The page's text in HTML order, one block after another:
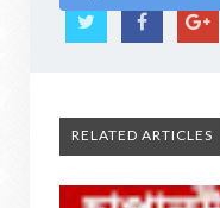
RELATED ARTICLES